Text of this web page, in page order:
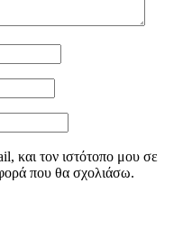
και τον ιστότοπο μου σε
που θα σχολιάσω.